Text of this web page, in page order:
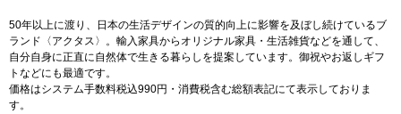
50年以上に渡り、日本の生活デザインの質的向上に影響を及ぼし続けているブ
ランド〈アクタス〉。輸入家具からオリジナル家具・生活雑貨などを通して、
自分自身に正直に自然体で生きる暮らしを提案しています。御祝やお返しギフ
トなどにも最適です。
価格はシステム手数料税込990円・消費税含む総額表記にて表示しておりま
す。